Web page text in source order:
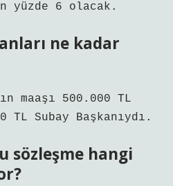
yüzde 6 olacak.
ne kadar
maaşı 500.000 TL
TL Subay Başkanıydı.
sözleşme hangi